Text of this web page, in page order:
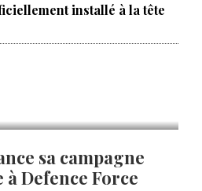
installé à la tête
argentine
décédé à 68 ans
sa campagne
Defence Force